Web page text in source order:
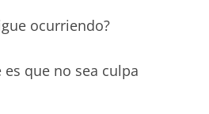
ocurriendo?
que no sea culpa